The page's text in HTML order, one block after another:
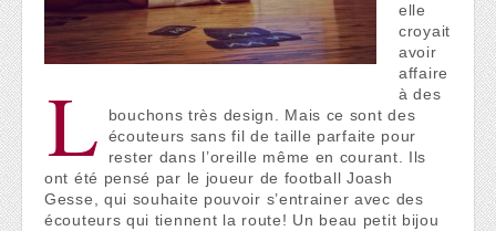
L
elle
croyait
avoir
affaire
à des
bouchons très design. Mais ce sont des
écouteurs sans fil de taille parfaite pour
rester dans l’oreille même en courant. Ils
ont été pensé par le joueur de football Joash
Gesse, qui souhaite pouvoir s’entrainer avec des
écouteurs qui tiennent la route! Un beau petit bijou